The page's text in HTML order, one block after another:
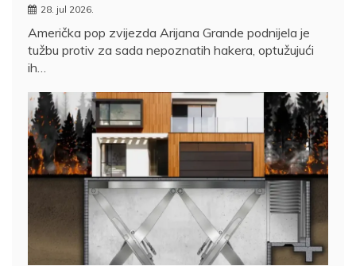
28. jul 2026.
Američka pop zvijezda Arijana Grande podnijela je
tužbu protiv za sada nepoznatih hakera, optužujući
ih…